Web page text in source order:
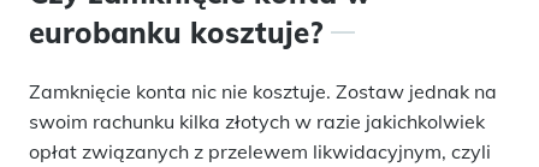
eurobanku kosztuje?
Zamknięcie konta nic nie kosztuje. Zostaw jednak na
swoim rachunku kilka złotych w razie jakichkolwiek
opłat związanych z przelewem likwidacyjnym, czyli